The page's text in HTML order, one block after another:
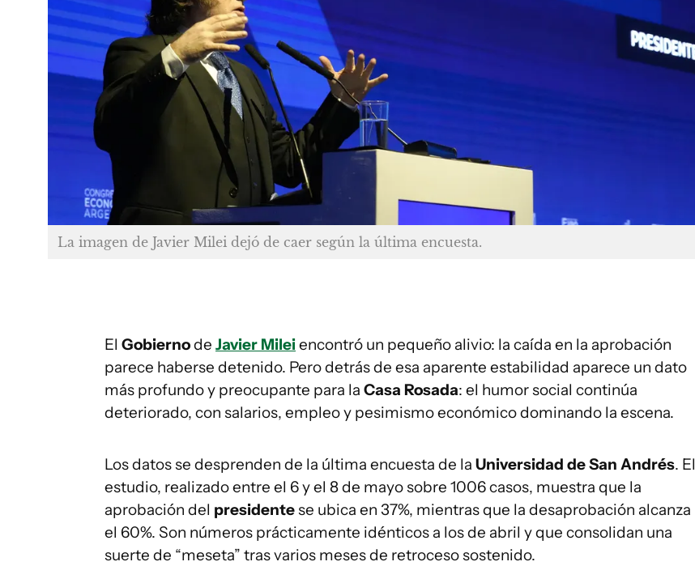
La imagen de Javier Milei dejó de caer según la última encuesta.
El Gobiernode Javier Mileiencontró un pequeño alivio: la caída en la aprobación
parece haberse detenido. Pero detrás de esa aparente estabilidad aparece un dato
más profundo y preocupante para la Casa Rosada: el humor social continúa
deteriorado, con salarios, empleo y pesimismo económico dominando la escena.
Los datos se desprenden de la última encuesta de la Universidad de San Andrés. El
estudio, realizado entre el 6 y el 8 de mayo sobre 1006 casos, muestra que la
aprobación del presidentese ubica en 37%, mientras que la desaprobación alcanza
el 60%. Son números prácticamente idénticos a los de abril y que consolidan una
suerte de “meseta” tras varios meses de retroceso sostenido.